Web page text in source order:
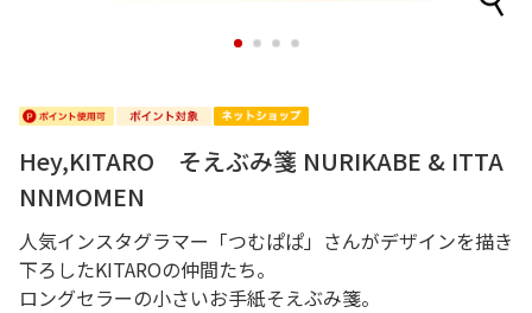
1 2 3 4
Hey,KITARO そえぶみ箋 NURIKABE & ITTA
NNMOMEN
人気インスタグラマー「つむぱぱ」さんがデザインを描き
下ろしたKITAROの仲間たち。
ロングセラーの小さいお手紙そえぶみ箋。